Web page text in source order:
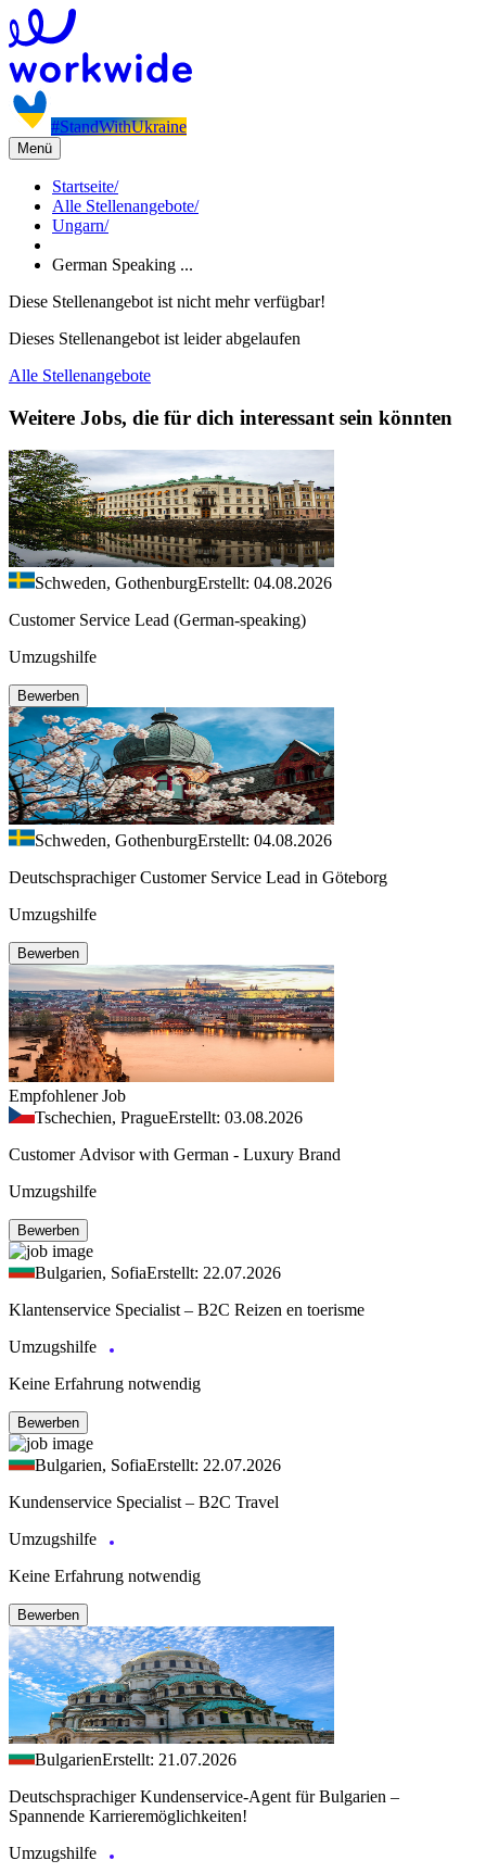
#StandWithUkraine
Menü
Startseite/
Alle Stellenangebote/
Ungarn/
German Speaking ...
Diese Stellenangebot ist nicht mehr verfügbar!
Dieses Stellenangebot ist leider abgelaufen
Alle Stellenangebote
Weitere Jobs, die für dich interessant sein könnten
Schweden, GothenburgErstellt: 04.08.2026
Customer Service Lead (German-speaking)
Umzugshilfe
Bewerben
Schweden, GothenburgErstellt: 04.08.2026
Deutschsprachiger Customer Service Lead in Göteborg
Umzugshilfe
Bewerben
Empfohlener Job
Tschechien, PragueErstellt: 03.08.2026
Customer Advisor with German - Luxury Brand
Umzugshilfe
Bewerben
Bulgarien, SofiaErstellt: 22.07.2026
Klantenservice Specialist – B2C Reizen en toerisme
Umzugshilfe
Keine Erfahrung notwendig
Bewerben
Bulgarien, SofiaErstellt: 22.07.2026
Kundenservice Specialist – B2C Travel
Umzugshilfe
Keine Erfahrung notwendig
Bewerben
BulgarienErstellt: 21.07.2026
Deutschsprachiger Kundenservice-Agent für Bulgarien –
Spannende Karrieremöglichkeiten!
Umzugshilfe